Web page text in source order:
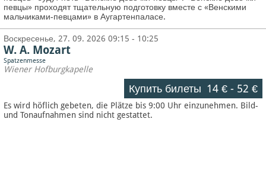
певцы» проходят тщательную подготовку вместе с «Венскими
мальчиками-певцами» в Аугартенпаласе.
Воскресенье, 27. 09. 2026 09:15 - 10:25
W. A. Mozart
Spatzenmesse
Wiener Hofburgkapelle
Купить билеты 14 €- 52 €
Es wird höflich gebeten, die Plätze bis 9:00 Uhr einzunehmen. Bild-
und Tonaufnahmen sind nicht gestattet.